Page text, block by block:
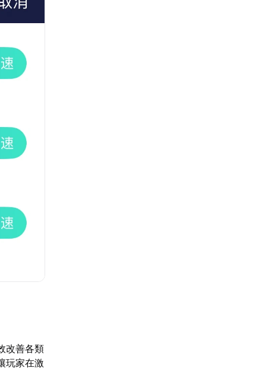
改善各類
玩家在激